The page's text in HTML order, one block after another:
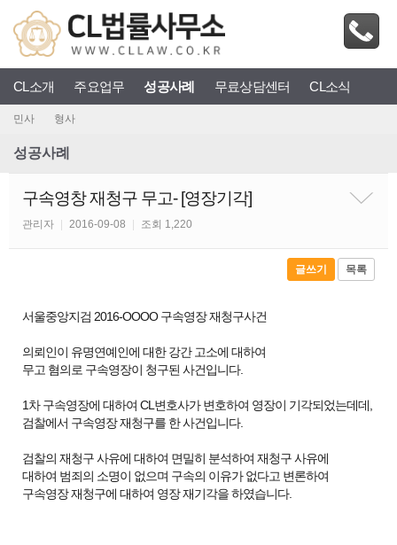
CL소개 주요업무 성공사례 무료상담센터 CL소식
민사 형사
성공사례
구속영창 재청구 무고- [영장기각]
관리자 | 2016-09-08 | 조회 1,220
글쓰기 목록
서울중앙지검 2016-OOOO 구속영장 재청구사건
의뢰인이 유명연예인에 대한 강간 고소에 대하여
무고 혐의로 구속영장이 청구된 사건입니다.
1차 구속영장에 대하여 CL변호사가 변호하여 영장이 기각되었는데데,
검찰에서 구속영장 재청구를 한 사건입니다.
검찰의 재청구 사유에 대하여 면밀히 분석하여 재청구 사유에
대하여 범죄의 소명이 없으며 구속의 이유가 없다고 변론하여
구속영장 재청구에 대하여 영장 재기각을 하였습니다.